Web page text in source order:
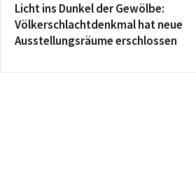
Licht ins Dunkel der Gewölbe:
Völkerschlachtdenkmal hat neue
Ausstellungsräume erschlossen